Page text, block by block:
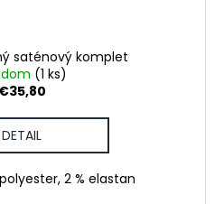
saténový komplet
(1 ks)
€35,80
DETAIL
2 % elastan